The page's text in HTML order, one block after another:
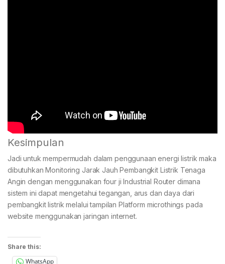
Kesimpulan
Jadi untuk mempermudah dalam penggunaan energi listrik maka
dibutuhkan Monitoring Jarak Jauh Pembangkit Listrik Tenaga
Angin dengan menggunakan four ji Industrial Router dimana
sistem ini dapat mengetahui tegangan, arus dan daya dari
pembangkit listrik melalui tampilan Platform microthings pada
website menggunakan jaringan internet.
Share this:
WhatsApp